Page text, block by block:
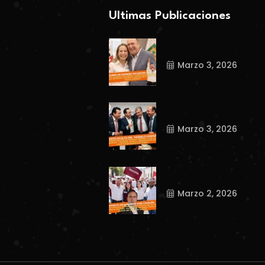
Ultimas Publicaciones
Marzo 3, 2026
Marzo 3, 2026
Marzo 2, 2026